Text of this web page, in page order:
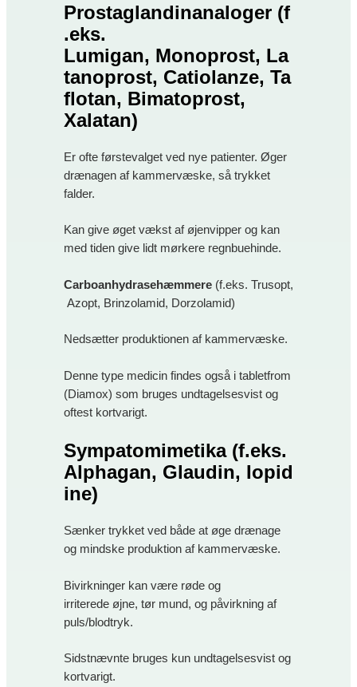
Prostaglandinanaloger (f
.eks.
Lumigan, Monoprost, La
tanoprost, Catiolanze, Ta
flotan, Bimatoprost,
Xalatan)
Er ofte førstevalget ved nye patienter. Øger
drænagen af kammervæske, så trykket
falder.
Kan give øget vækst af øjenvipper og kan
med tiden give lidt mørkere regnbuehinde.
Carboanhydrasehæmmere (f.eks. Trusopt,
Azopt, Brinzolamid, Dorzolamid)
Nedsætter produktionen af kammervæske.
Denne type medicin findes også i tabletfrom
(Diamox) som bruges undtagelsesvist og
oftest kortvarigt.
Sympatomimetika (f.eks.
Alphagan, Glaudin, Iopid
ine)
Sænker trykket ved både at øge drænage
og mindske produktion af kammervæske.
Bivirkninger kan være røde og
irriterede øjne, tør mund, og påvirkning af
puls/blodtryk.
Sidstnævnte bruges kun undtagelsesvist og
kortvarigt.